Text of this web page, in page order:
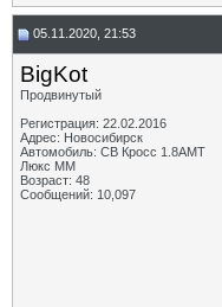
05.11.2020, 21:53
BigKot
Продвинутый
Регистрация: 22.02.2016
Адрес: Новосибирск
Автомобиль: СВ Кросс 1.8АМТ
Люкс ММ
Возраст: 48
Сообщений: 10,097